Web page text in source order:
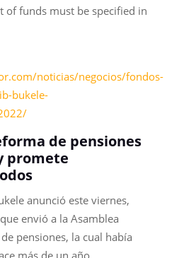
of funds must be specified in
noticias/negocios/fondos-
bukele-
de pensiones
promete
anunció este viernes,
envió a la Asamblea
pensiones, la cual había
más de un año.